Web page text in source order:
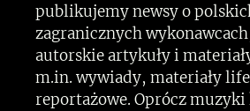
publikujemy newsy o
zagranicznych
autorskie artykuły i
m.in. wywiady, materiały
reportażowe. Oprócz muzyki